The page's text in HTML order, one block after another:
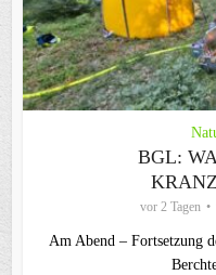
BGL:
vor 2 Tagen
Am Abend – Fortsetzung